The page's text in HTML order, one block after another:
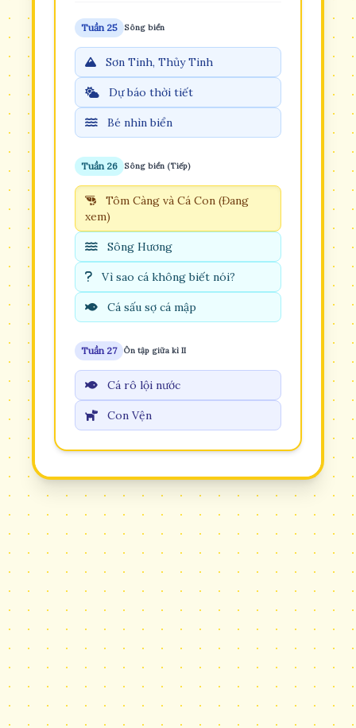
Tuần 25 Sông biển
Sơn Tinh, Thủy Tinh
Dự báo thời tiết
Bé nhìn biển
Tuần 26 Sông biển (Tiếp)
Tôm Càng và Cá Con (Đang
xem)
Sông Hương
Vì sao cá không biết nói?
Cá sấu sợ cá mập
Tuần 27 Ôn tập giữa kì II
Cá rô lội nước
Con Vện